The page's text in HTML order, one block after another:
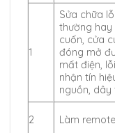
1
Sửa chữa
thường
cuốn, cửa
đóng mở
mất điện,
nhận tín
nguồn, dây
2 Làm